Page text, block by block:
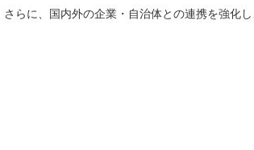
らに、国内外の企業・自治体との連携を強化